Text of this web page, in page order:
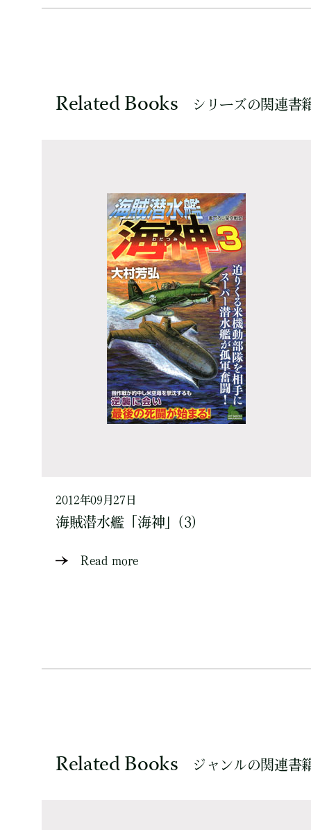
Related Books シリーズの関連書
2012年09月27日
海賊潜水艦「海神」(3)
Read more
Related Books ジャンルの関連書